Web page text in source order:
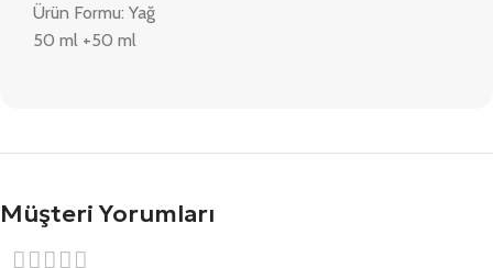
Ürün Formu: Yağ
50 ml +50 ml
Müşteri Yorumları